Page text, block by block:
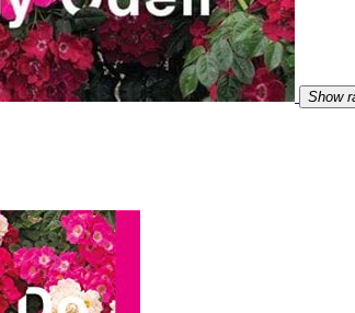
Show